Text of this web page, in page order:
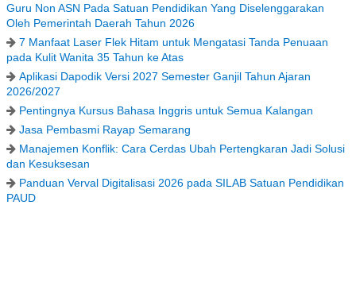
Guru Non ASN Pada Satuan Pendidikan Yang Diselenggarakan
Oleh Pemerintah Daerah Tahun 2026
7 Manfaat Laser Flek Hitam untuk Mengatasi Tanda Penuaan
pada Kulit Wanita 35 Tahun ke Atas
Aplikasi Dapodik Versi 2027 Semester Ganjil Tahun Ajaran
2026/2027
Pentingnya Kursus Bahasa Inggris untuk Semua Kalangan
Jasa Pembasmi Rayap Semarang
Manajemen Konflik: Cara Cerdas Ubah Pertengkaran Jadi Solusi
dan Kesuksesan
Panduan Verval Digitalisasi 2026 pada SILAB Satuan Pendidikan
PAUD